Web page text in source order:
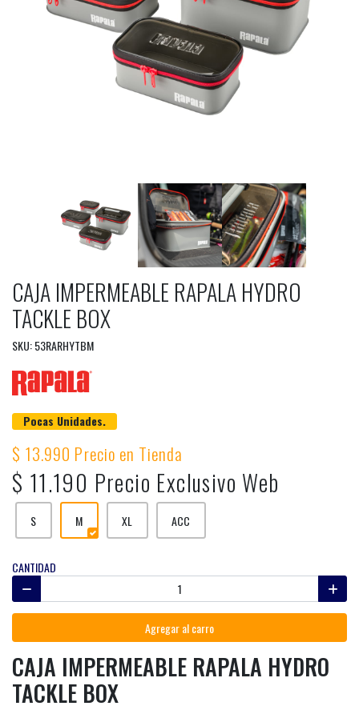
CAJA IMPERMEABLE RAPALA HYDRO
TACKLE BOX
SKU: 53RARHYTBM
Pocas Unidades.
$ 13.990 Precio en Tienda
$ 11.190 Precio Exclusivo Web
S M XL ACC
CANTIDAD
Agregar al carro
CAJA IMPERMEABLE RAPALA HYDRO
TACKLE BOX